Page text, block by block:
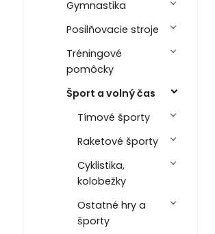
Gymnastika
Posilňovacie stroje
Tréningové
pomôcky
Šport a volný čas
Tímové športy
Raketové športy
Cyklistika,
kolobežky
Ostatné hry a
športy